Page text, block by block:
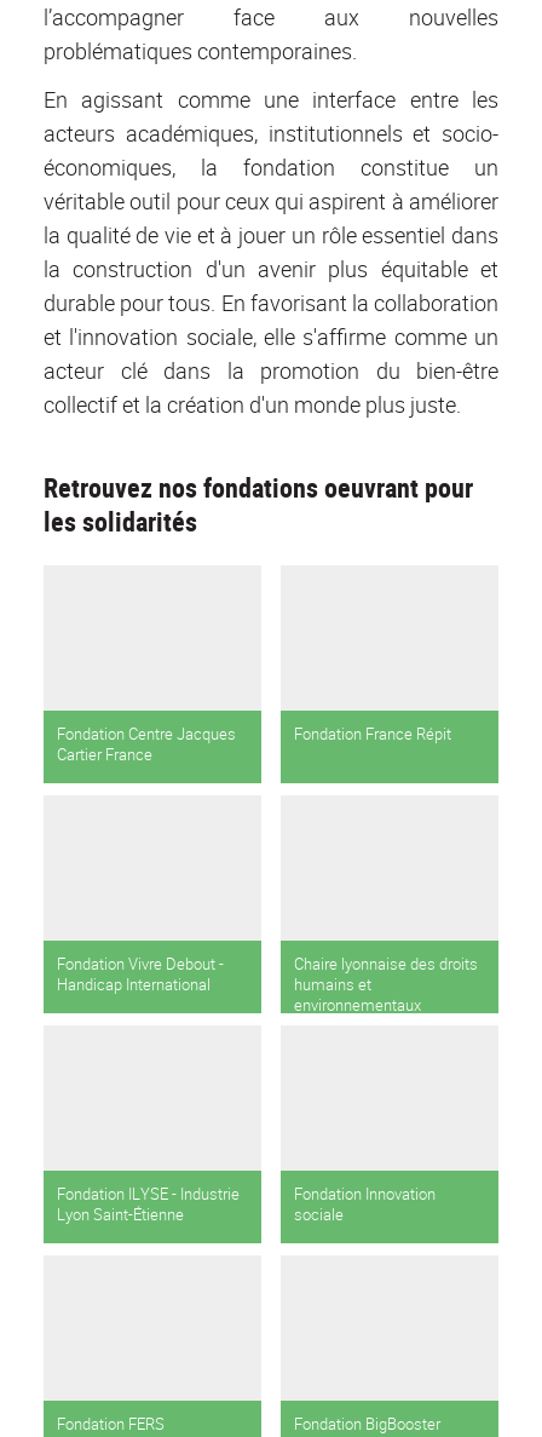
l’accompagner face aux nouvelles
problématiques contemporaines.
En agissant comme une interface entre les
acteurs académiques, institutionnels et socio-
économiques, la fondation constitue un
véritable outil pour ceux qui aspirent à améliorer
la qualité de vie et à jouer un rôle essentiel dans
la construction d'un avenir plus équitable et
durable pour tous. En favorisant la collaboration
et l'innovation sociale, elle s'affirme comme un
acteur clé dans la promotion du bien-être
collectif et la création d'un monde plus juste.
Retrouvez nos fondations oeuvrant pour
les solidarités
Fondation Centre Jacques
Cartier France
Fondation France Répit
Fondation Vivre Debout -
Handicap International
Chaire lyonnaise des droits
humains et
environnementaux
Fondation ILYSE - Industrie
Lyon Saint-Étienne
Fondation Innovation
sociale
Fondation FERS Fondation BigBooster